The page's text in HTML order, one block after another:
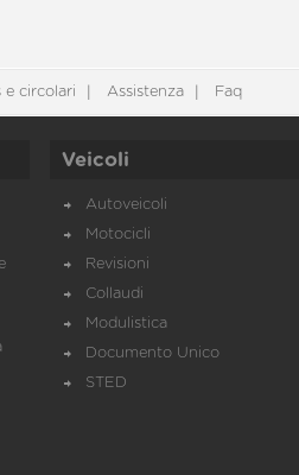
e circolari Assistenza Faq
Veicoli
Autoveicoli
Motocicli
Revisioni
Collaudi
Modulistica
Documento Unico
STED